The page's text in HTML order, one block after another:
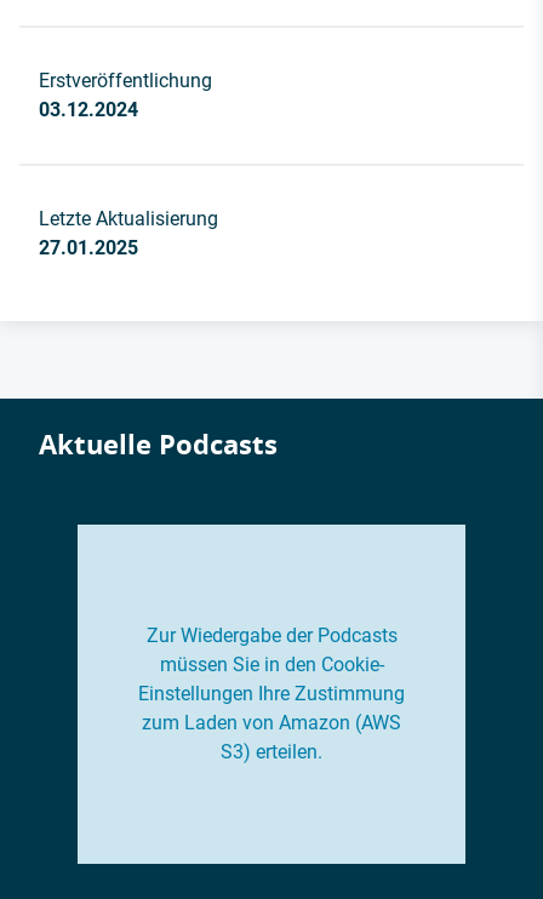
Erstveröffentlichung
03.12.2024
Letzte Aktualisierung
27.01.2025
Aktuelle Podcasts
Zur Wiedergabe der Podcasts
müssen Sie in den Cookie-
Einstellungen Ihre Zustimmung
zum Laden von Amazon (AWS
S3) erteilen.